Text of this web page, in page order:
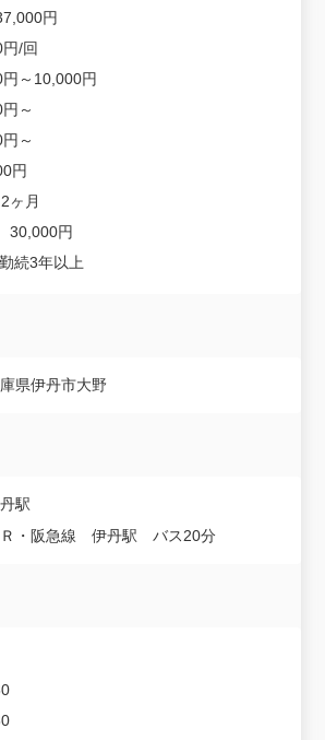
円
円/回
円～10,000円
～
～
円
ヶ月
30,000円
続3年以上
県伊丹市大野
駅
Ｒ・阪急線 伊丹駅 バス20分